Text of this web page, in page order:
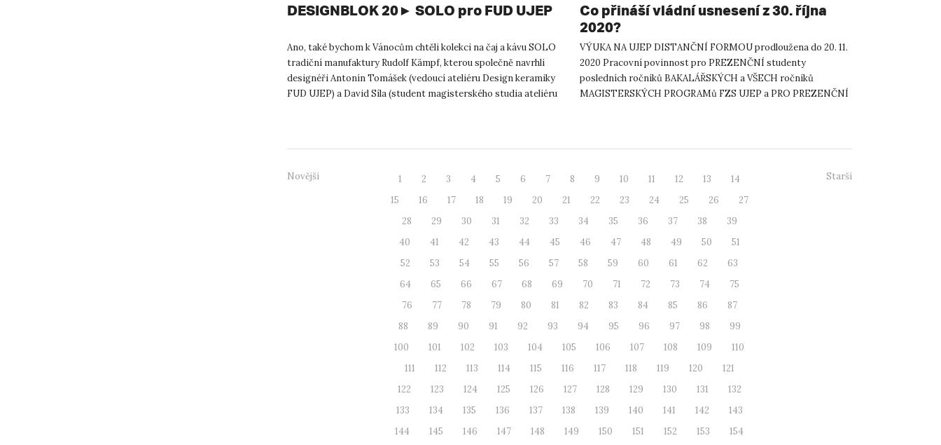
DESIGNBLOK 20► SOLO pro FUD UJEP
Ano, také bychom k Vánocům chtěli kolekci na čaj a kávu SOLO
tradiční manufaktury Rudolf Kämpf, kterou společně navrhli
designéři Antonín Tomášek (vedoucí ateliéru Design keramiky
FUD UJEP) a David Síla (student magisterského studia ateliéru
Co přináší vládní usnesení z 30. října
2020?
VÝUKA NA UJEP DISTANČNÍ FORMOU prodloužena do 20. 11.
2020 Pracovní povinnost pro PREZENČNÍ studenty
posledních ročníků BAKALÁŘSKÝCH a VŠECH ročníků
MAGISTERSKÝCH PROGRAMů FZS UJEP a PRO PREZENČNÍ
Novější 1 2 3 4 5 6 7 8 9 10 11 12 13
14
15
16 17 18 19 20 21 22 23 24 25 26
27
28
29 30 31 32 33 34 35 36 37 38
39
40
41 42 43 44 45 46 47 48 49 50
51
52
53 54 55 56 57 58 59 60 61 62
63
64
65 66 67 68 69 70 71 72 73 74
75
76
77 78 79 80 81 82 83 84 85 86
87
88
89 90 91 92 93 94 95 96 97 98
99
100
101 102 103 104 105 106 107 108 109
110
111
112 113 114 115 116 117 118 119 120
121
122
123 124 125 126 127 128 129 130 131
132
133
134 135 136 137 138 139 140 141 142
143
144
145 146 147 148 149 150 151 152 153
154
Starší